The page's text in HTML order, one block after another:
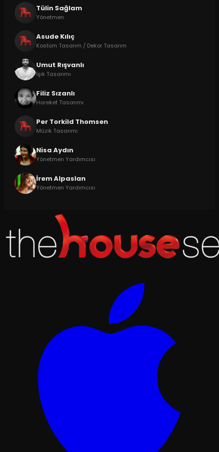
Tülin Sağlam
Yönetmen
Asude Kılıç
Kostüm Tasarım / Dekor Tasarım
Umut Rışvanlı
Işık Tasarımı
Filiz Sızanlı
Hareket Tasarımı
Per Torkild Thomsen
Müzik Tasarımı
Nisa Aydın
Yönetmen Yardımcısı
İrem Alpaslan
Yönetmen Yardımcısı